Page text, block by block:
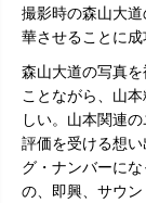
撮影時の森山大
華させることに成
森山大道の写真
ことながら、山
しい。山本関連
評価を受ける想
グ・ナンバーに
の、即興、サウ